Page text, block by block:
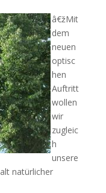
â€žMit
dem
neuen
optisc
hen
Auftritt
wollen
wir
zugleic
h
unsere
natürlicher